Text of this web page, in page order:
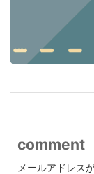
comment
メールアドレス